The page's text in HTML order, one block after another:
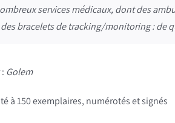
services médicaux, dont des
des bracelets de tracking/monitoring : de
Golem
à 150 exemplaires, numérotés et signés